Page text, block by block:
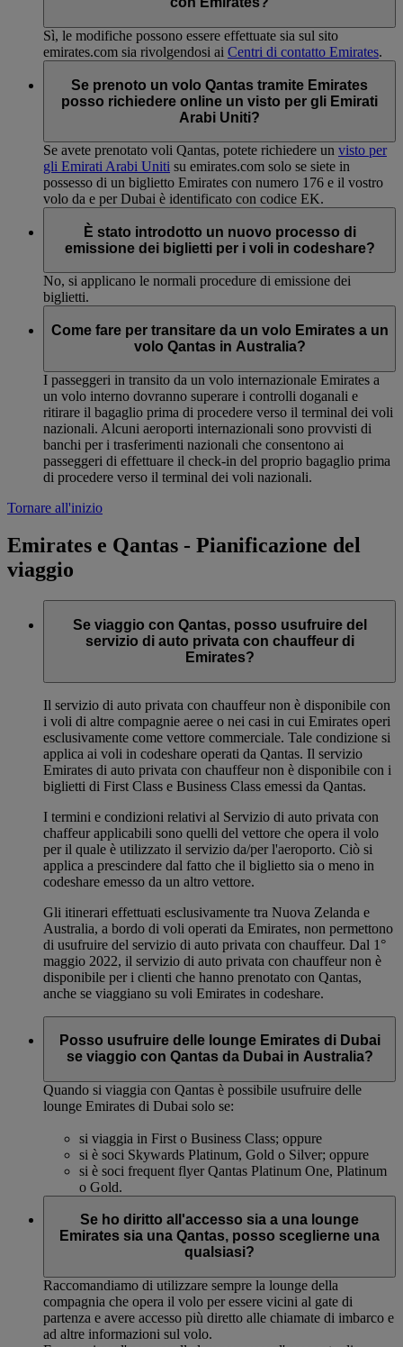
Sì, le modifiche possono essere effettuate sia sul sito
emirates.com sia rivolgendosi ai Centri di contatto Emirates.
Se prenoto un volo Qantas tramite Emirates
posso richiedere online un visto per gli Emirati
Arabi Uniti?
Se avete prenotato voli Qantas, potete richiedere un visto per
gli Emirati Arabi Uniti su emirates.com solo se siete in
possesso di un biglietto Emirates con numero 176 e il vostro
volo da e per Dubai è identificato con codice EK.
È stato introdotto un nuovo processo di
emissione dei biglietti per i voli in codeshare?
No, si applicano le normali procedure di emissione dei
biglietti.
Come fare per transitare da un volo Emirates a un
volo Qantas in Australia?
I passeggeri in transito da un volo internazionale Emirates a
un volo interno dovranno superare i controlli doganali e
ritirare il bagaglio prima di procedere verso il terminal dei voli
nazionali. Alcuni aeroporti internazionali sono provvisti di
banchi per i trasferimenti nazionali che consentono ai
passeggeri di effettuare il check-in del proprio bagaglio prima
di procedere verso il terminal dei voli nazionali.
Tornare all'inizio
Emirates e Qantas - Pianificazione del
viaggio
Se viaggio con Qantas, posso usufruire del
servizio di auto privata con chauffeur di
Emirates?
Il servizio di auto privata con chauffeur non è disponibile con
i voli di altre compagnie aeree o nei casi in cui Emirates operi
esclusivamente come vettore commerciale. Tale condizione si
applica ai voli in codeshare operati da Qantas. Il servizio
Emirates di auto privata con chauffeur non è disponibile con i
biglietti di First Class e Business Class emessi da Qantas.
I termini e condizioni relativi al Servizio di auto privata con
chaffeur applicabili sono quelli del vettore che opera il volo
per il quale è utilizzato il servizio da/per l'aeroporto. Ciò si
applica a prescindere dal fatto che il biglietto sia o meno in
codeshare emesso da un altro vettore.
Gli itinerari effettuati esclusivamente tra Nuova Zelanda e
Australia, a bordo di voli operati da Emirates, non permettono
di usufruire del servizio di auto privata con chauffeur. Dal 1°
maggio 2022, il servizio di auto privata con chauffeur non è
disponibile per i clienti che hanno prenotato con Qantas,
anche se viaggiano su voli Emirates in codeshare.
Posso usufruire delle lounge Emirates di Dubai
se viaggio con Qantas da Dubai in Australia?
Quando si viaggia con Qantas è possibile usufruire delle
lounge Emirates di Dubai solo se:
si viaggia in First o Business Class; oppure
si è soci Skywards Platinum, Gold o Silver; oppure
si è soci frequent flyer Qantas Platinum One, Platinum
o Gold.
Se ho diritto all'accesso sia a una lounge
Emirates sia una Qantas, posso sceglierne una
qualsiasi?
Raccomandiamo di utilizzare sempre la lounge della
compagnia che opera il volo per essere vicini al gate di
partenza e avere accesso più diretto alle chiamate di imbarco e
ad altre informazioni sul volo.